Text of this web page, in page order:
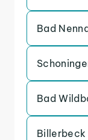
Bad
Bad
Billerbeck